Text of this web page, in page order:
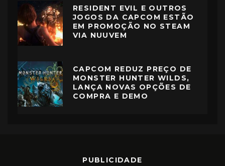
RESIDENT EVIL E OUTROS
JOGOS DA CAPCOM ESTÃO
EM PROMOÇÃO NO STEAM
VIA NUUVEM
CAPCOM REDUZ PREÇO DE
MONSTER HUNTER WILDS,
LANÇA NOVAS OPÇÕES DE
COMPRA E DEMO
PUBLICIDADE